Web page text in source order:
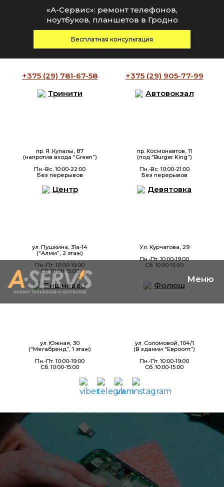
+375 (29) 781-67-58 +375 (29) 905-77-99
Тринити
пр. Я. Купалы, 87
(напротив входа “Green”)
Пн.-Вс. 10:00-22:00
Без перерывов
Автовокзал
пр. Космонавтов, 11
(под “Burger King”)
Пн.-Вс. 10:00-21:00
Без перерывов
Центр
ул. Пушкина, 31а-14
(“Алми”, 2 этаж)
Пн.-Пт. 10:00-19:00
Сб. 10:00-15:00
Девятовка
Ул. Курчатова, 29
Пн.-Пт. 10:00-19:00
Сб. 10:00-15:00
Вишневец
ул. Южная, 30
(“Мегабренд”, 1 этаж)
Пн.-Пт. 10:00-19:00
Сб. 10:00-15:00
Фолюш
ул. Соломовой, 104/1
(В здании “Евроопт”)
Пн.-Пт. 10:00-19:00
Сб. 10:00-15:00
«А-Сервис»: ремонт телефонов,
ноутбуков, планшетов в Гродно
Бесплатная консультация